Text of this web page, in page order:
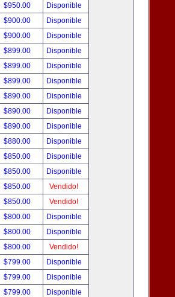
$950.00
Disponible
$900.00
Disponible
$900.00
Disponible
$899.00
Disponible
$899.00
Disponible
$899.00
Disponible
$890.00
Disponible
$890.00
Disponible
$890.00
Disponible
$880.00
Disponible
$850.00
Disponible
$850.00
Disponible
$850.00
Vendido!
$850.00
Vendido!
$800.00
Disponible
$800.00
Disponible
$800.00
Vendido!
$799.00
Disponible
$799.00
Disponible
$799.00
Disponible